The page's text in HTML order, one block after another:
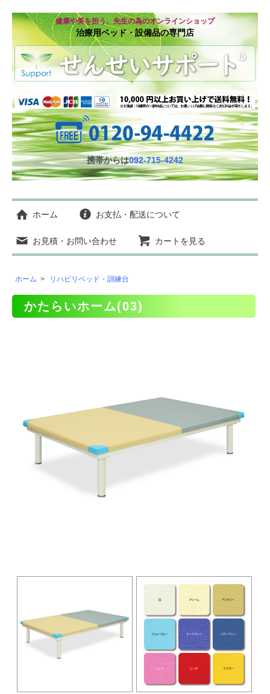
健康や美を担う、先生の為のオンラインショップ
治療用ベッド・設備品の専門店
携帯からは092-715-4242
ホーム お支払・配送について
お見積・お問い合わせ カートを見る
ホーム > リハビリベッド・訓練台
かたらいホーム(03)